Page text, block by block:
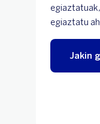
egiaztatu
Jakin